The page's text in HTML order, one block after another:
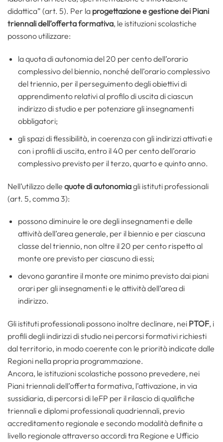
didattica” (art. 5). Per la progettazione e gestione dei Piani
triennali dell’offerta formativa, le istituzioni scolastiche
possono utilizzare:
la quota di autonomia del 20 per cento dell’orario
complessivo del biennio, nonché dell’orario complessivo
del triennio, per il perseguimento degli obiettivi di
apprendimento relativi al profilo di uscita di ciascun
indirizzo di studio e per potenziare gli insegnamenti
obbligatori;
gli spazi di flessibilità, in coerenza con gli indirizzi attivati e
con i profili di uscita, entro il 40 per cento dell’orario
complessivo previsto per il terzo, quarto e quinto anno.
Nell’utilizzo delle quote di autonomiagli istituti professionali
(art. 5, comma 3):
possono diminuire le ore degli insegnamenti e delle
attività dell’area generale, per il biennio e per ciascuna
classe del triennio, non oltre il 20 per cento rispetto al
monte ore previsto per ciascuno di essi;
devono garantire il monte ore minimo previsto dai piani
orari per gli insegnamenti e le attività dell’area di
indirizzo.
Gli istituti professionali possono inoltre declinare, nei PTOF, i
profili degli indirizzi di studio nei percorsi formativi richiesti
dal territorio, in modo coerente con le priorità indicate dalle
Regioni nella propria programmazione.
Ancora, le istituzioni scolastiche possono prevedere, nei
Piani triennali dell’offerta formativa, l’attivazione, in via
sussidiaria, di percorsi di IeFP per il rilascio di qualifiche
triennali e diplomi professionali quadriennali, previo
accreditamento regionale e secondo modalità definite a
livello regionale attraverso accordi tra Regione e Ufficio